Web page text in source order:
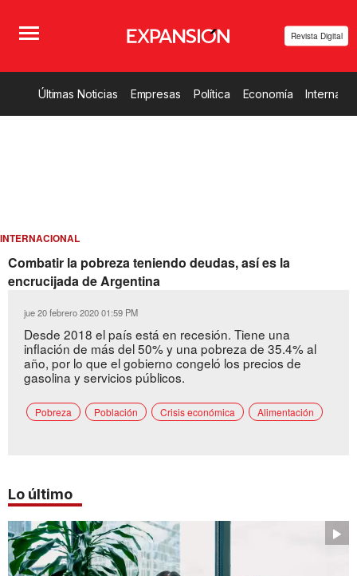
Revista Digital
Últimas Noticias Empresas Política Economía
INTERNACIONAL
Combatir la pobreza teniendo deudas, así es la
encrucijada de Argentina
jue 20 febrero 2020 01:59 PM
Desde 2018 el país está en recesión. Tiene una
inflación de más del 50% y una pobreza de 35.4% al
año, por lo que el gobierno congeló los precios de
gasolina y servicios públicos.
Pobreza Población Crisis económica Alimentación
Lo último